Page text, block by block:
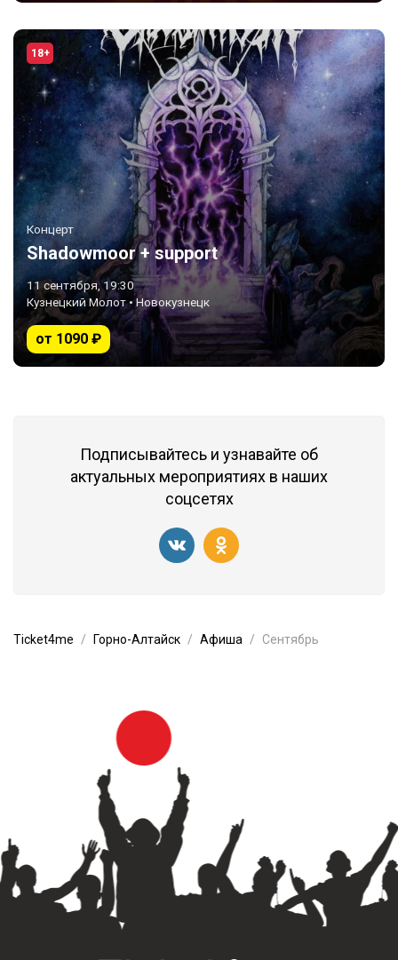
18+
Концерт
Shadowmoor + support
11 сентября, 19:30
Кузнецкий Молот • Новокузнецк
от 1090 ₽
Подписывайтесь и узнавайте об
актуальных мероприятиях в наших
соцсетях
Ticket4me Горно-Алтайск Афиша Сентябрь